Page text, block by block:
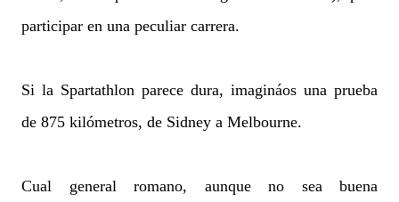
participar en una peculiar carrera.
Si la Spartathlon parece dura, imagináos una prueba
de 875 kilómetros, de Sidney a Melbourne.
Cual general romano, aunque no sea buena